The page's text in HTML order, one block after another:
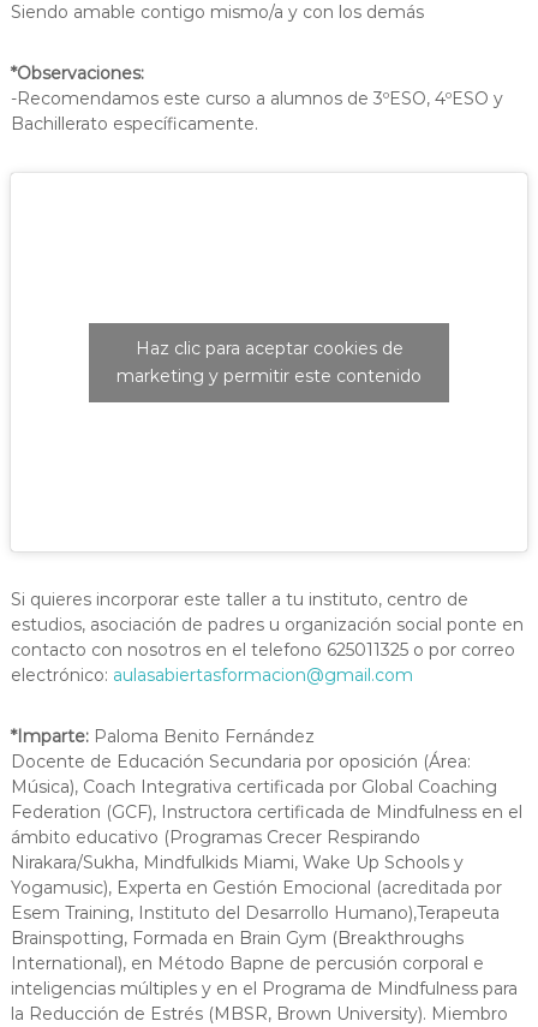
Siendo amable contigo mismo/a y con los demás
*Observaciones:
-Recomendamos este curso a alumnos de 3ºESO, 4ºESO y
Bachillerato específicamente.
Haz clic para aceptar cookies de
marketing y permitir este contenido
Si quieres incorporar este taller a tu instituto, centro de
estudios, asociación de padres u organización social ponte en
contacto con nosotros en el telefono 625011325 o por correo
electrónico: aulasabiertasformacion@gmail.com
*Imparte:Paloma Benito Fernández
Docente de Educación Secundaria por oposición (Área:
Música), Coach Integrativa certificada por Global Coaching
Federation (GCF), Instructora certificada de Mindfulness en el
ámbito educativo (Programas Crecer Respirando
Nirakara/Sukha, Mindfulkids Miami, Wake Up Schools y
Yogamusic), Experta en Gestión Emocional (acreditada por
Esem Training, Instituto del Desarrollo Humano),Terapeuta
Brainspotting, Formada en Brain Gym (Breakthroughs
International), en Método Bapne de percusión corporal e
inteligencias múltiples y en el Programa de Mindfulness para
la Reducción de Estrés (MBSR, Brown University). Miembro